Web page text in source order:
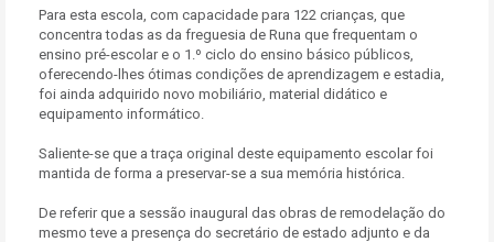
Para esta escola, com capacidade para 122 crianças, que
concentra todas as da freguesia de Runa que frequentam o
ensino pré-escolar e o 1.º ciclo do ensino básico públicos,
oferecendo-lhes ótimas condições de aprendizagem e estadia,
foi ainda adquirido novo mobiliário, material didático e
equipamento informático.
Saliente-se que a traça original deste equipamento escolar foi
mantida de forma a preservar-se a sua memória histórica.
De referir que a sessão inaugural das obras de remodelação do
mesmo teve a presença do secretário de estado adjunto e da